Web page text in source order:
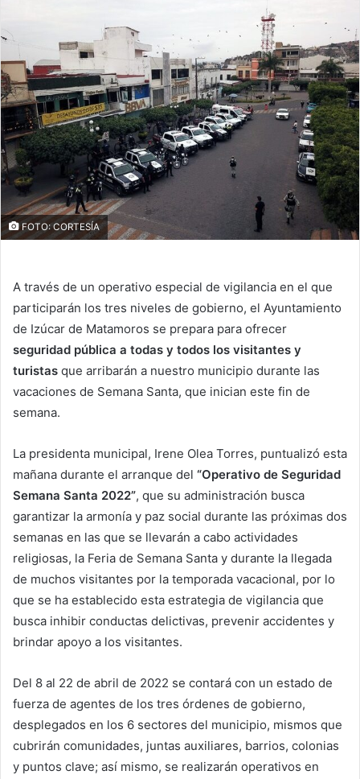
FOTO: CORTESÍA
A través de un operativo especial de vigilancia en el que
participarán los tres niveles de gobierno, el Ayuntamiento
de Izúcar de Matamoros se prepara para ofrecer
seguridad pública a todas y todos los visitantes y
turistas que arribarán a nuestro municipio durante las
vacaciones de Semana Santa, que inician este fin de
semana.
La presidenta municipal, Irene Olea Torres, puntualizó esta
mañana durante el arranque del “Operativo de Seguridad
Semana Santa 2022”, que su administración busca
garantizar la armonía y paz social durante las próximas dos
semanas en las que se llevarán a cabo actividades
religiosas, la Feria de Semana Santa y durante la llegada
de muchos visitantes por la temporada vacacional, por lo
que se ha establecido esta estrategia de vigilancia que
busca inhibir conductas delictivas, prevenir accidentes y
brindar apoyo a los visitantes.
Del 8 al 22 de abril de 2022 se contará con un estado de
fuerza de agentes de los tres órdenes de gobierno,
desplegados en los 6 sectores del municipio, mismos que
cubrirán comunidades, juntas auxiliares, barrios, colonias
y puntos clave; así mismo, se realizarán operativos en